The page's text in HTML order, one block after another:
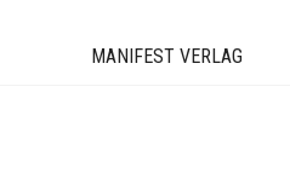
MANIFEST VERLAG